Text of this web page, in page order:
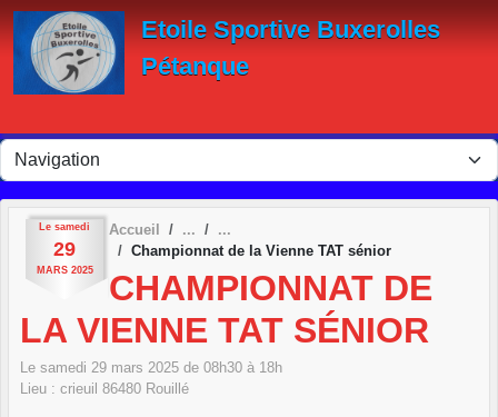
Etoile Sportive Buxerolles
Pétanque
Le samedi
29
MARS 2025
Accueil
Championnat de la Vienne TAT sénior
CHAMPIONNAT DE
LA VIENNE TAT SÉNIOR
Le samedi 29 mars 2025 de 08h30 à 18h
Lieu : crieuil 86480 Rouillé
Panneau de gestion des cookies